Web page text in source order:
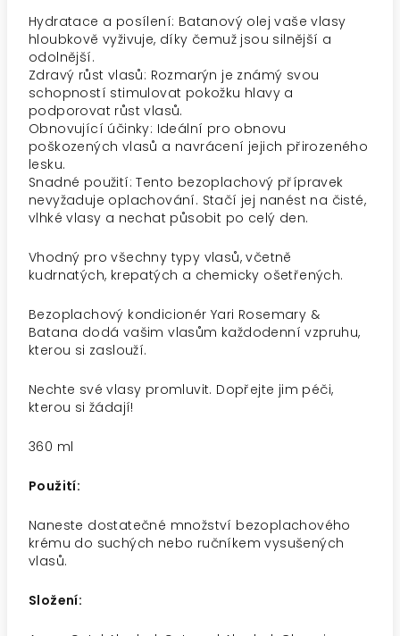
Hydratace a posílení: Batanový olej vaše vlasy
hloubkově vyživuje, díky čemuž jsou silnější a
odolnější.
Zdravý růst vlasů: Rozmarýn je známý svou
schopností stimulovat pokožku hlavy a
podporovat růst vlasů.
Obnovující účinky: Ideální pro obnovu
poškozených vlasů a navrácení jejich přirozeného
lesku.
Snadné použití: Tento bezoplachový přípravek
nevyžaduje oplachování. Stačí jej nanést na čisté,
vlhké vlasy a nechat působit po celý den.
Vhodný pro všechny typy vlasů, včetně
kudrnatých, krepatých a chemicky ošetřených.
Bezoplachový kondicionér Yari Rosemary &
Batana dodá vašim vlasům každodenní vzpruhu,
kterou si zaslouží.
Nechte své vlasy promluvit. Dopřejte jim péči,
kterou si žádají!
360 ml
Použití:
Naneste dostatečné množství bezoplachového
krému do suchých nebo ručníkem vysušených
vlasů.
Složení: